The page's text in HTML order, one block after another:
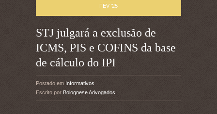
FEV '25
STJ julgará a exclusão de
ICMS, PIS e COFINS da base
de cálculo do IPI
Postado em Informativos
Escrito por Bolognese Advogados